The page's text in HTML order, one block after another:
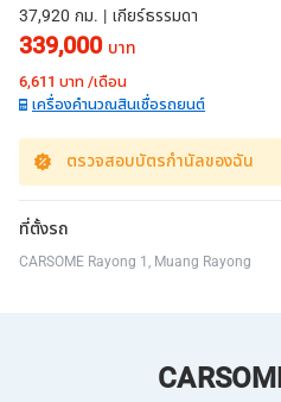
37,920 กม. | เกียร์ธรรมดา
339,000 บาท
6,611 บาท /เดือน
เครื่องคำนวณสินเชื่อรถยนต์
ตรวจสอบบัตรกำนัลของฉัน
ที่ตั้งรถ
CARSOME Rayong 1, Muang Rayong